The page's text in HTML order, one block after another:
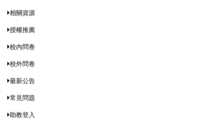
相關資源
授權推薦
校內問卷
校外問卷
最新公告
常見問題
助教登入